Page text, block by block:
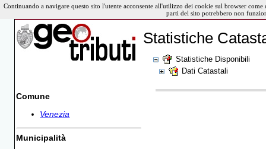
Comune
Venezia
Municipalità
Statistiche
Statistiche Disponibili
Dati Catastali
Continuando a navigare questo sito l'utente acconsente all'utilizzo dei cookie sul browser
parti del sito potrebbero non